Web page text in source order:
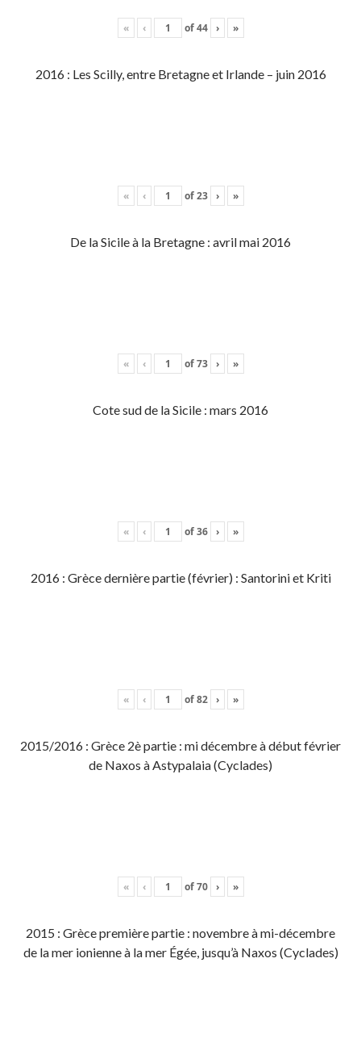
« ‹ of44 › »
2016 : Les Scilly, entre Bretagne et Irlande – juin 2016
« ‹ of23 › »
De la Sicile à la Bretagne : avril mai 2016
« ‹ of73 › »
Cote sud de la Sicile : mars 2016
« ‹ of36 › »
2016 : Grèce dernière partie (février) : Santorini et Kriti
« ‹ of82 › »
2015/2016 : Grèce 2è partie : mi décembre à début février
de Naxos à Astypalaia (Cyclades)
« ‹ of70 › »
2015 : Grèce première partie : novembre à mi-décembre
de la mer ionienne à la mer Égée, jusqu’à Naxos (Cyclades)